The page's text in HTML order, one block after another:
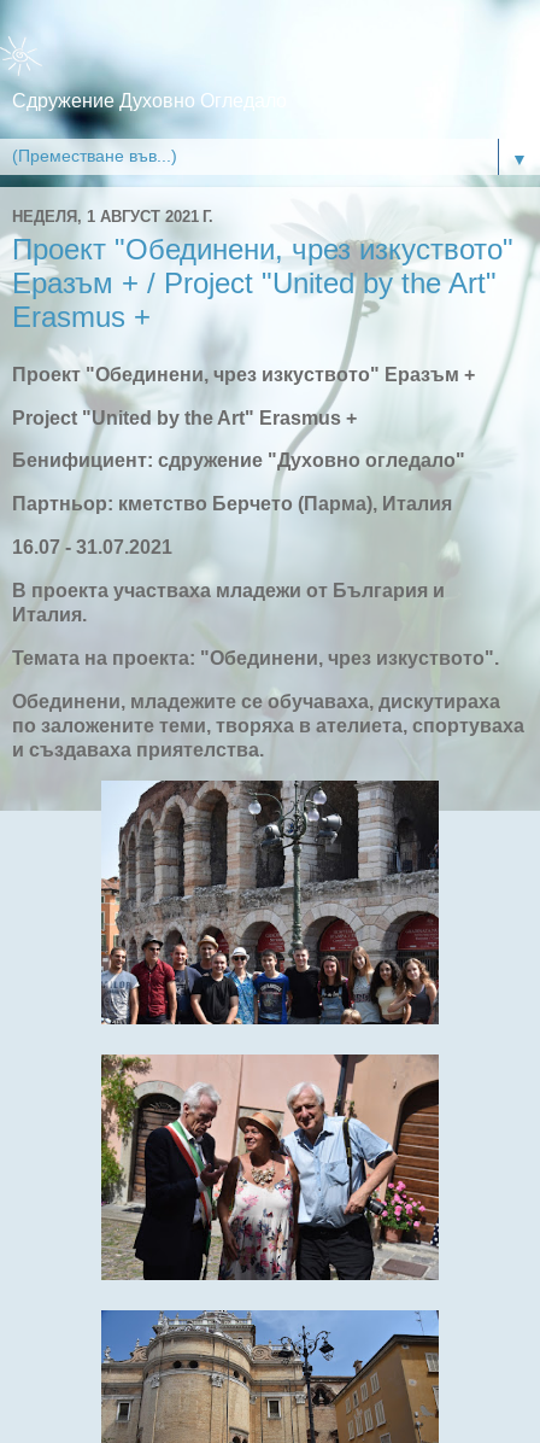
Сдружение Духовно Огледало
▼
НЕДЕЛЯ, 1 АВГУСТ 2021 Г.
Проект "Обединени, чрез изкуството"
Еразъм + / Project "United by the Art"
Erasmus +
Проект "Обединени, чрез изкуството" Еразъм +
Project "United by the Art" Erasmus +
Бенифициент: сдружение "Духовно огледало"
Партньор: кметство Берчето (Парма), Италия
16.07 - 31.07.2021
В проекта участваха младежи от България и
Италия.
Темата на проекта: "Обединени, чрез изкуството".
Обединени, младежите се обучаваха, дискутираха
по заложените теми, творяха в ателиета, спортуваха
и създаваха приятелства.